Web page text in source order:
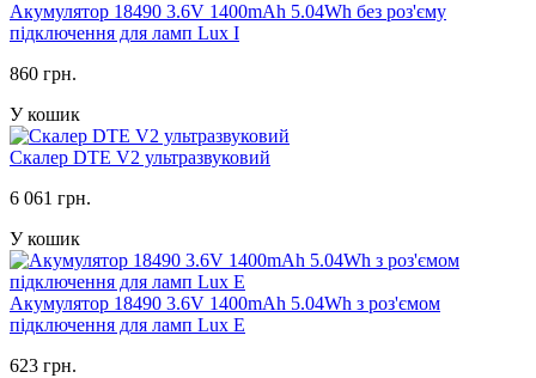
Акумулятор 18490 3.6V 1400mAh 5.04Wh без роз'єму
підключення для ламп Lux I
860 грн.
У кошик
Скалер DTE V2 ультразвуковий
6 061 грн.
У кошик
Акумулятор 18490 3.6V 1400mAh 5.04Wh з роз'ємом
підключення для ламп Lux E
623 грн.